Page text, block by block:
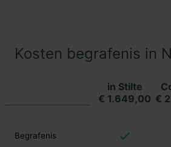
Kosten begrafenis in
in Stilte
€ 1.649,00 €
Begrafenis